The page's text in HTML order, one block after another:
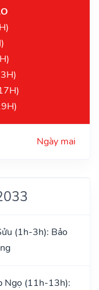
Ngày mai
(1h-3h): Bảo
Ngọ (11h-13h):